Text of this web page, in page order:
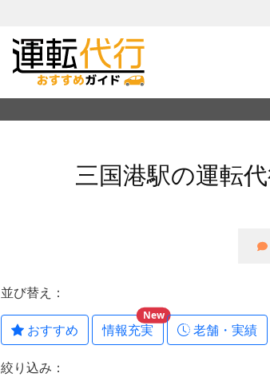
三国港駅の運転
並び替え：
おすすめ 情報充実
New
老舗・実績
絞り込み：